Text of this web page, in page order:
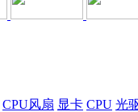
CPU风扇 显卡 CPU 光